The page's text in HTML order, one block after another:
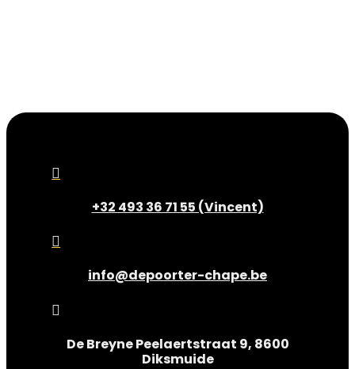

+32 493 36 71 55 (Vincent)

info@depoorter-chape.be

De Breyne Peelaertstraat 9, 8600
Diksmuide